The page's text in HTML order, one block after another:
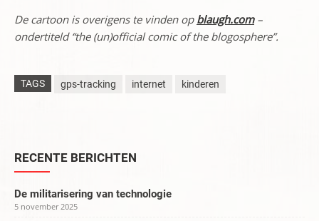
De cartoon is overigens te vinden op blaugh.com–
ondertiteld “the (un)official comic of the blogosphere”.
TAGS gps-tracking internet kinderen
RECENTE BERICHTEN
De militarisering van technologie
5 november 2025